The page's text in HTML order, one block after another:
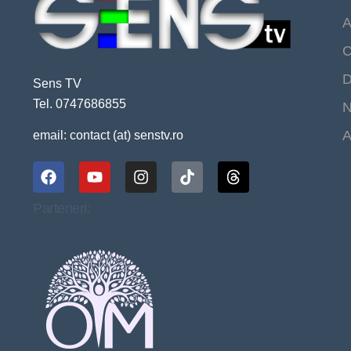
Sens TV
Tel. 0747686855
email: contact (at) senstv.ro